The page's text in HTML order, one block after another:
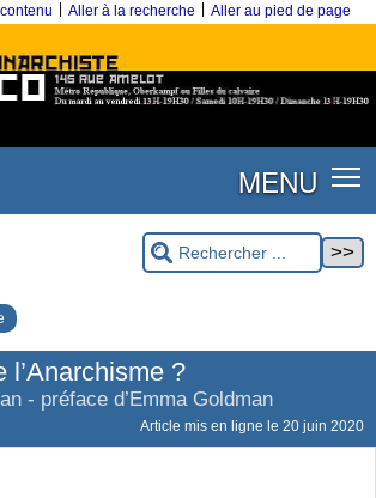
Aller à la recherche Aller au pied de page
MENU
l’Anarchisme ?
- préface d’Emma Goldman
Article mis en ligne le 20 juin 2020